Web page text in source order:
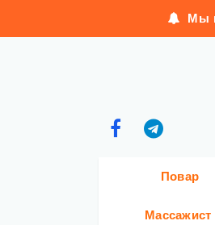
Мы
Повар
Массажист